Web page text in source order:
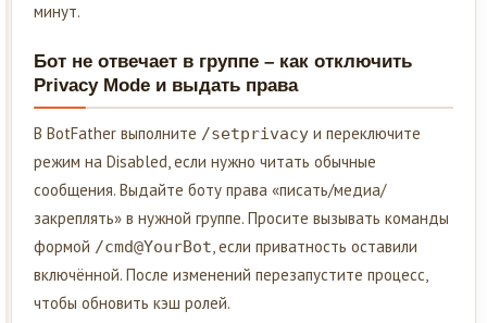
минут.
Бот не отвечает в группе – как отключить
Privacy Mode и выдать права
В BotFather выполните /setprivacy и переключите
режим на Disabled, если нужно читать обычные
сообщения. Выдайте боту права «писать/медиа/
закреплять» в нужной группе. Просите вызывать команды
формой /cmd@YourBot, если приватность оставили
включённой. После изменений перезапустите процесс,
чтобы обновить кэш ролей.